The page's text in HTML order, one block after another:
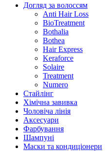
Догляд за волоссям
Anti Hair Loss
BioTreatment
Bothalia
Bothea
Hair Express
Keraforce
Solaire
Treatment
Numero
Стайлінг
Хімічна завивка
Чоловіча лінія
Аксесуари
Фарбування
Шампуні
Маски та кондиціонери